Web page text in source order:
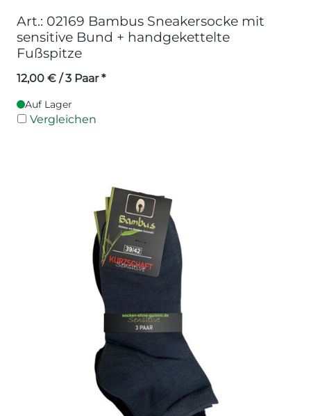
Art.: 02169 Bambus Sneakersocke mit
sensitive Bund + handgekettelte
Fußspitze
12,00 € / 3 Paar *
Auf Lager
Vergleichen